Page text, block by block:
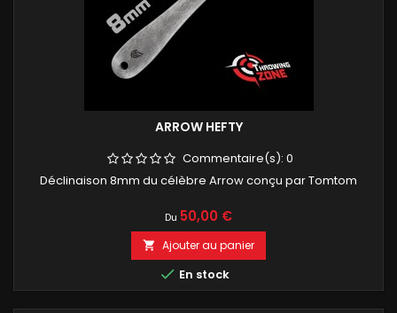
ARROW HEFTY
Commentaire(s): 0
Déclinaison 8mm du célèbre Arrow conçu par Tomtom
Du Prix
50,00 €
 Ajouter au panier
 En stock